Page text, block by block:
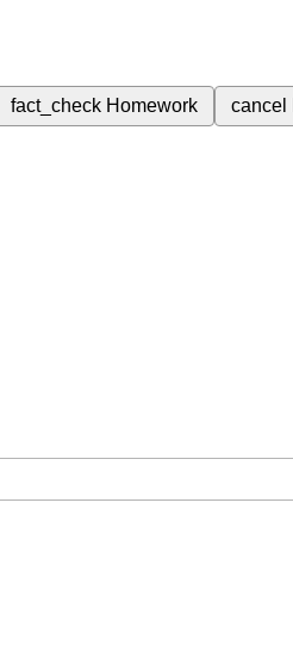
fact_check Homework cancel